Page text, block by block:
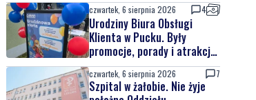
czwartek, 6 sierpnia 2026 4
Urodziny Biura Obsługi
Klienta w Pucku. Były
promocje, porady i atrakcje
dla najmłodszych
czwartek, 6 sierpnia 2026 7
Szpital w żałobie. Nie żyje